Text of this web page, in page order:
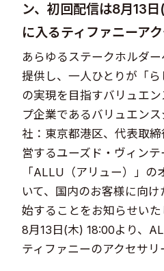
ン、初回配信は8月13
に入るティファニーア
あらゆるステークホルダ
提供し、一人ひとりが「
の実現を目指すバリュエ
プ企業であるバリュエン
社：東京都港区、代表取
営するユーズド・ヴィン
「ALLU（アリュー）」
いて、国内のお客様に向
始することをお知らせい
8月13日(木) 18:00より、
ティファニーのアクセサリ